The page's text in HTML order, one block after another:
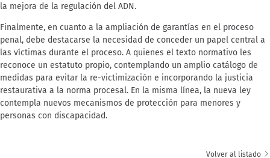
la mejora de la regulación del ADN.
Finalmente, en cuanto a la ampliación de garantías en el proceso
penal, debe destacarse la necesidad de conceder un papel central a
las víctimas durante el proceso. A quienes el texto normativo les
reconoce un estatuto propio, contemplando un amplio catálogo de
medidas para evitar la re-victimización e incorporando la justicia
restaurativa a la norma procesal. En la misma línea, la nueva ley
contempla nuevos mecanismos de protección para menores y
personas con discapacidad.
Volver al listado